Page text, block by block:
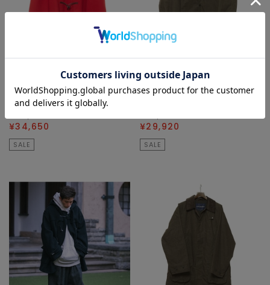
MELROSE Select
ダッフルコート
¥34,650
SALE
MELROSE Select
¥29,920
SALE